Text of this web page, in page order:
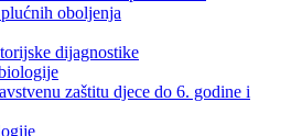
oboljenja
dijagnostike
zaštitu djece do 6. godine i